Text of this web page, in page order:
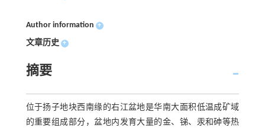
Author information +
文章历史 +
摘要
位于扬子地块西南缘的右江盆地是华南大面积低温成矿域
的重要组成部分，盆地内发育大量的金、锑、汞和砷等热